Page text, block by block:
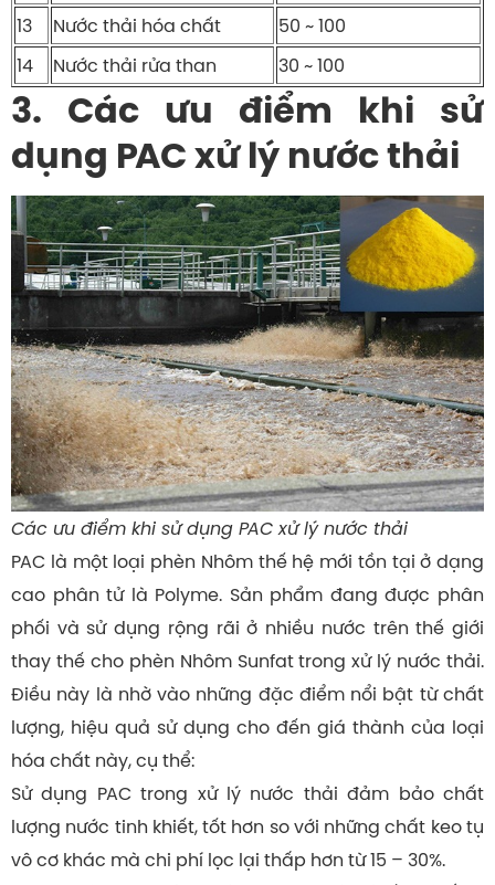
13
Nước thải hóa chất
50 ~ 100
14
Nước thải rửa than 30 ~ 100
3. Các ưu điểm khi sử
dụng PAC xử lý nước thải
Các ưu điểm khi sử dụng PAC xử lý nước thải
PAC là một loại phèn Nhôm thế hệ mới tồn tại ở dạng
cao phân tử là Polyme. Sản phẩm đang được phân
phối và sử dụng rộng rãi ở nhiều nước trên thế giới
thay thế cho phèn Nhôm Sunfat trong xử lý nước thải.
Điều này là nhờ vào những đặc điểm nổi bật từ chất
lượng, hiệu quả sử dụng cho đến giá thành của loại
hóa chất này, cụ thể:
Sử dụng PAC trong xử lý nước thải đảm bảo chất
lượng nước tinh khiết, tốt hơn so với những chất keo tụ
vô cơ khác mà chi phí lọc lại thấp hơn từ 15 – 30%.